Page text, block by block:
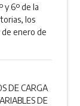
y 6º de la
los
de enero de
DE CARGA
DE